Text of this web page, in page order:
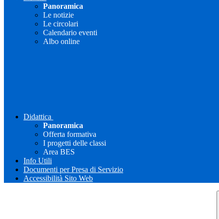
Panoramica
Le notizie
Le circolari
Calendario eventi
Albo online
Didattica
Panoramica
Offerta formativa
I progetti delle classi
Area BES
Info Utili
Documenti per Presa di Servizio
Accessibilità Sito Web